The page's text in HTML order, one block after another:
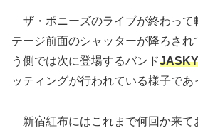
ザ・ポニーズのライブが終わって
テージ前面のシャッターが降ろされ
う側では次に登場するバンドJASKY
ッティングが行われている様子であ
新宿紅布にはこれまで何回か来て